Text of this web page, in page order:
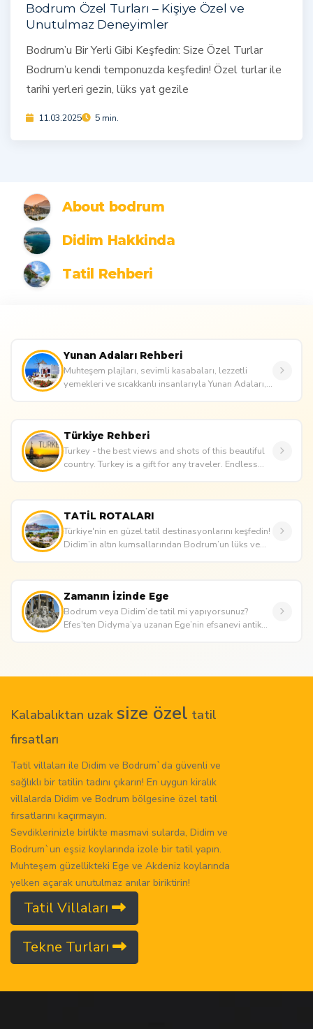
Bodrum Özel Turları – Kişiye Özel ve
Unutulmaz Deneyimler
Bodrum’u Bir Yerli Gibi Keşfedin: Size Özel Turlar
Bodrum’u kendi temponuzda keşfedin! Özel turlar ile
tarihi yerleri gezin, lüks yat gezile
11.03.2025 5 min.
About bodrum
Didim Hakkinda
Tatil Rehberi
Yunan Adaları Rehberi
Muhteşem plajları, sevimli kasabaları, lezzetli
yemekleri ve sıcakkanlı insanlarıyla Yunan Adaları,
Türkiye Rehberi
Turkey - the best views and shots of this beautiful
country. Turkey is a gift for any traveler. Endless
TATİL ROTALARI
Türkiye'nin en güzel tatil destinasyonlarını keşfedin!
Didim’in altın kumsallarından Bodrum’un lüks ve
Zamanın İzinde Ege
Bodrum veya Didim’de tatil mi yapıyorsunuz?
Efes’ten Didyma’ya uzanan Ege’nin efsanevi antik
Kalabalıktan uzak size özel tatil
fırsatları
Tatil villaları ile Didim ve Bodrum`da güvenli ve
sağlıklı bir tatilin tadını çıkarın! En uygun kiralık
villalarda Didim ve Bodrum bölgesine özel tatil
fırsatlarını kaçırmayın.
Sevdiklerinizle birlikte masmavi sularda, Didim ve
Bodrum`un eşsiz koylarında izole bir tatil yapın.
Muhteşem güzellikteki Ege ve Akdeniz koylarında
yelken açarak unutulmaz anılar biriktirin!
Tatil Villaları
Tekne Turları